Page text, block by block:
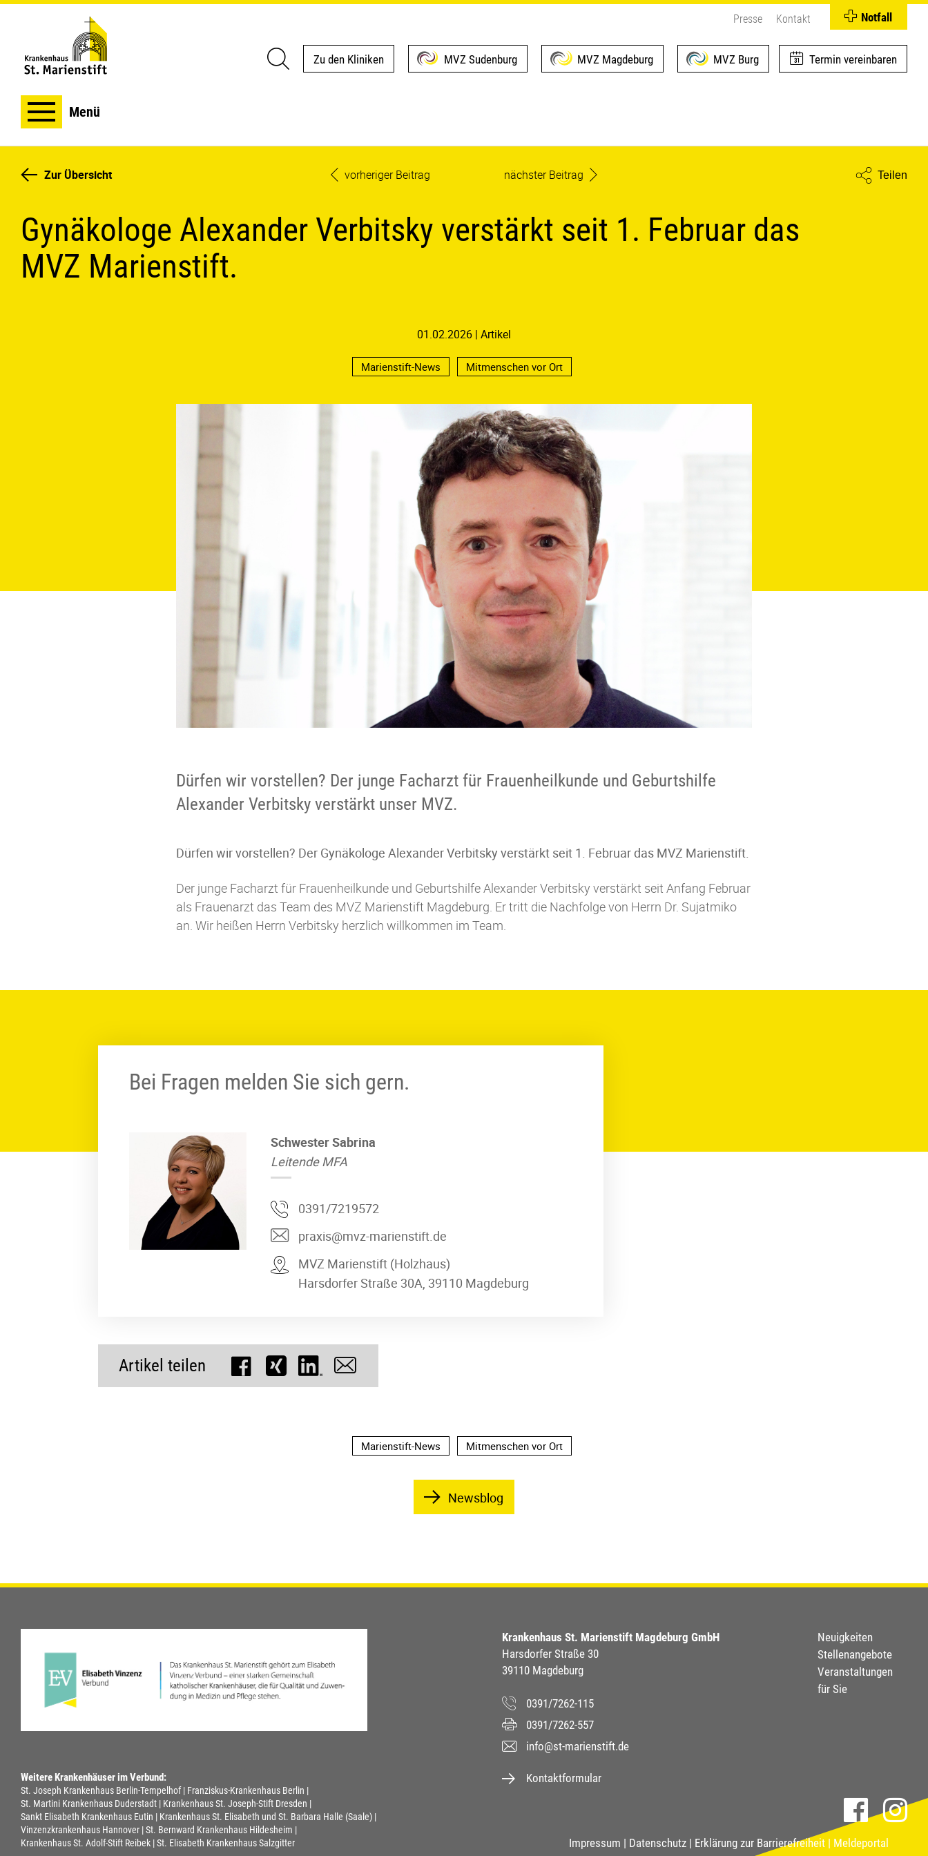
Presse Kontakt
Zu den Kliniken MVZ Sudenburg MVZ Magdeburg MVZ Burg Termin vereinbaren
Notfall
Menü
Teilen
Zur Übersicht vorheriger Beitrag nächster Beitrag
Gynäkologe Alexander Verbitsky verstärkt seit 1. Februar das
MVZ Marienstift.
01.02.2026 Artikel
Marienstift-News Mitmenschen vor Ort
Dürfen wir vorstellen? Der junge Facharzt für Frauenheilkunde und Geburtshilfe
Alexander Verbitsky verstärkt unser MVZ.
Dürfen wir vorstellen? Der Gynäkologe Alexander Verbitsky verstärkt seit 1. Februar das MVZ Marienstift.
Der junge Facharzt für Frauenheilkunde und Geburtshilfe Alexander Verbitsky verstärkt seit Anfang Februar
als Frauenarzt das Team des MVZ Marienstift Magdeburg. Er tritt die Nachfolge von Herrn Dr. Sujatmiko
an. Wir heißen Herrn Verbitsky herzlich willkommen im Team.
Bei Fragen melden Sie sich gern.
SchwesterSabrina
Leitende MFA
0391/7219572
praxis@mvz-marienstift.de
MVZ Marienstift (Holzhaus)
Harsdorfer Straße 30A, 39110 Magdeburg
Artikel teilen
Marienstift-News Mitmenschen vor Ort
Newsblog
Krankenhaus St. Marienstift Magdeburg GmbH
Harsdorfer Straße 30
39110 Magdeburg
0391/7262-115
0391/7262-557
info@st-marienstift.de
Kontaktformular
Footer
Impressum Datenschutz Erklärung zur Barrierefreiheit Meldeportal
Weitere Krankenhäuser im Verbund:
St. Joseph Krankenhaus Berlin-Tempelhof
Franziskus-Krankenhaus Berlin
St. Martini Krankenhaus Duderstadt
Krankenhaus St. Joseph-Stift Dresden
Sankt Elisabeth Krankenhaus Eutin
Krankenhaus St. Elisabeth und St. Barbara Halle (Saale)
Vinzenzkrankenhaus Hannover St. Bernward Krankenhaus Hildesheim
Krankenhaus St. Adolf-Stift Reibek St. Elisabeth Krankenhaus Salzgitter
Footer
menu
Neuigkeiten
Stellenangebote
Veranstaltungen
für Sie